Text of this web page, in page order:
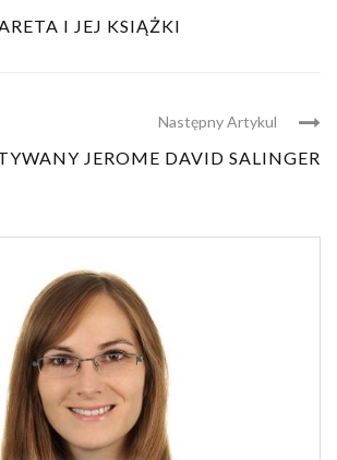
I JEJ KSIĄŻKI
Następny Artykul
JEROME DAVID SALINGER